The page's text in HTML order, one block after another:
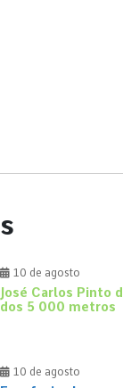
10 de agosto
José Carlos Pinto
dos 5 000 metros
10 de agosto